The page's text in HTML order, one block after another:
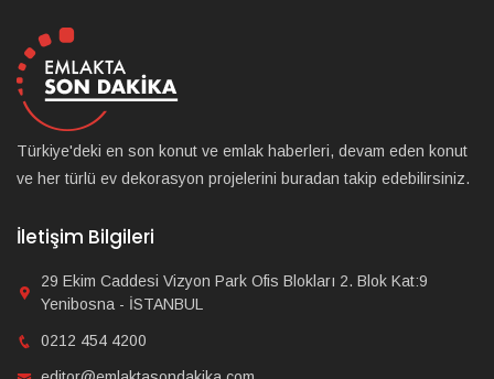
Türkiye'deki en son konut ve emlak haberleri, devam eden konut
ve her türlü ev dekorasyon projelerini buradan takip edebilirsiniz.
İletişim Bilgileri
29 Ekim Caddesi Vizyon Park Ofis Blokları 2. Blok Kat:9
Yenibosna - İSTANBUL
0212 454 4200